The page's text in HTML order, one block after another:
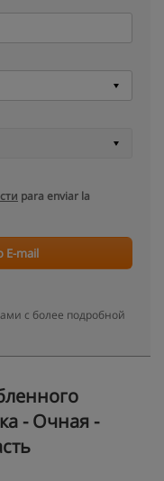
para enviar la
E-mail
с более подробной
- Очная -